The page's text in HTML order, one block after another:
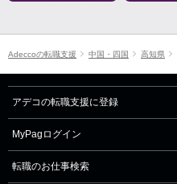
Adeccoの転職支援 中国・四国 高知県
アデコの転職支援に登録
MyPagログイン
転職のお仕事検索